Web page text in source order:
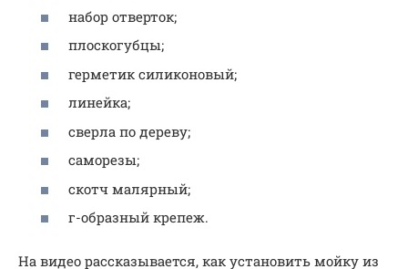
набор отверток;
плоскогубцы;
герметик силиконовый;
линейка;
сверла по дереву;
саморезы;
скотч малярный;
г-образный крепеж.
На видео рассказывается, как установить мойку из